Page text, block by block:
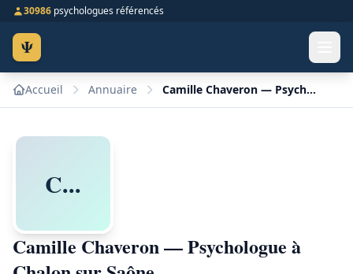
30986 psychologues référencés
Ψ
Accueil Annuaire Camille Chaveron — Psychologue à Chalon sur Saône
C...
Camille Chaveron — Psychologue à